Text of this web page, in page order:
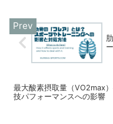
最大酸素摂取量（VO2max
技パフォーマンスへの影響